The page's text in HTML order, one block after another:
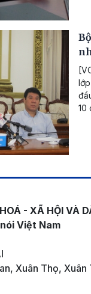
10
- XÃ HỘI VÀ
Việt Nam
Xuân Thọ, Xuân